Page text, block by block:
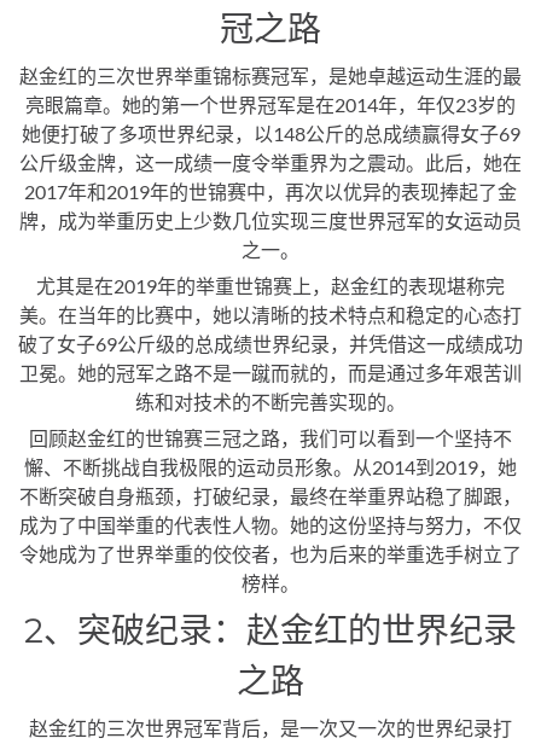
冠之路
赵金红的三次世界举重锦标赛冠军，是她卓越运动生涯的最
亮眼篇章。她的第一个世界冠军是在2014年，年仅23岁的
她便打破了多项世界纪录，以148公斤的总成绩赢得女子69
公斤级金牌，这一成绩一度令举重界为之震动。此后，她在
2017年和2019年的世锦赛中，再次以优异的表现捧起了金
牌，成为举重历史上少数几位实现三度世界冠军的女运动员
之一。
尤其是在2019年的举重世锦赛上，赵金红的表现堪称完
美。在当年的比赛中，她以清晰的技术特点和稳定的心态打
破了女子69公斤级的总成绩世界纪录，并凭借这一成绩成功
卫冕。她的冠军之路不是一蹴而就的，而是通过多年艰苦训
练和对技术的不断完善实现的。
回顾赵金红的世锦赛三冠之路，我们可以看到一个坚持不
懈、不断挑战自我极限的运动员形象。从2014到2019，她
不断突破自身瓶颈，打破纪录，最终在举重界站稳了脚跟，
成为了中国举重的代表性人物。她的这份坚持与努力，不仅
令她成为了世界举重的佼佼者，也为后来的举重选手树立了
榜样。
2、突破纪录：赵金红的世界纪录
之路
赵金红的三次世界冠军背后，是一次又一次的世界纪录打